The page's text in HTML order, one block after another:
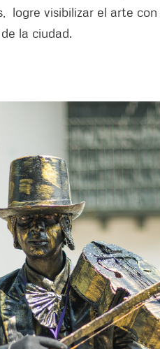
logre visibilizar el arte
la ciudad.